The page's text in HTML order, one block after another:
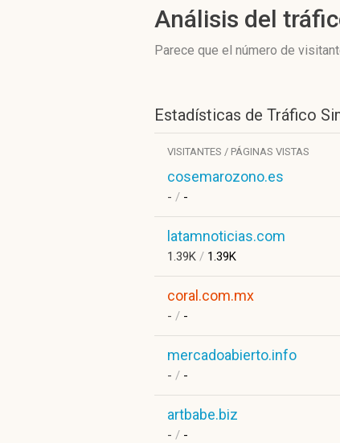
Análisis del
Parece que el número de
Estadísticas de Tráfico
VISITANTES / PÁGINAS VISTAS
cosemarozono.es
- / -
latamnoticias.com
1.39K / 1.39K
coral.com.mx
- / -
mercadoabierto.info
- / -
artbabe.biz
- / -